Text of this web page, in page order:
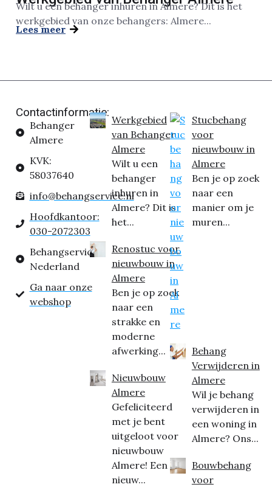
Wilt u een behanger inhuren in Almere? Dit is het
werkgebied van onze behangers: Almere...
Lees meer
Contactinformatie:
Behanger
Almere
KVK:
58037640
info@behangservice.nl
Hoofdkantoor:
030-2072303
Behangservice
Nederland
Ga naar onze
webshop
Werkgebied
van Behanger
Almere
Wilt u een
behanger
inhuren in
Almere? Dit is
het...
Renostuc voor
nieuwbouw in
Almere
Ben je op zoek
naar een
strakke en
moderne
afwerking...
Nieuwbouw
Almere
Gefeliciteerd
met je bent
uitgeloot voor
nieuwbouw
Almere! Een
nieuw...
Stucbehang
voor
nieuwbouw in
Almere
Ben je op zoek
naar een
manier om je
muren...
Behang
Verwijderen in
Almere
Wil je behang
verwijderen in
een woning in
Almere? Ons...
Bouwbehang
voor